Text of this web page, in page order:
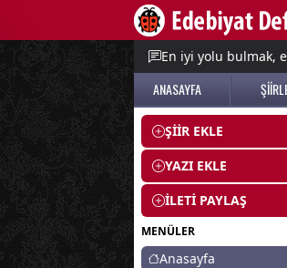
En iyi yolu bulmak,
ANASAYFA
ŞİİR EKLE
YAZI EKLE
İLETİ PAYLAŞ
MENÜLER
Anasayfa
menu